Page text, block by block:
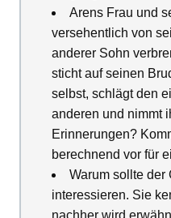
Arens Frau und
versehentlich von
anderer Sohn
sticht auf seinen
selbst, schlägt den
anderen und nimmt
Erinnerungen?
berechnend vor für
Warum sollte der
interessieren. Sie
nachher wird